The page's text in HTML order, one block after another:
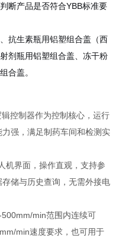
断产品是否符合YBB标准要
抗生素瓶用铝塑组合盖（西
剂瓶用铝塑组合盖、冻干粉
合盖。
控制器作为控制核心，运行
强，满足制药车间和检测实
机界面，操作直观，支持参
储与历史查询，无需外接电
min范围内连续可
min速度要求，也可用于